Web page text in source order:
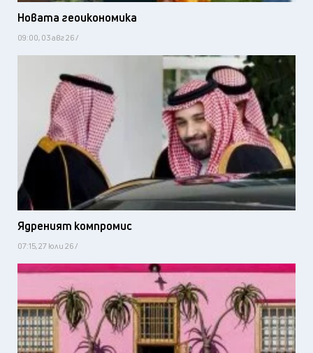
Новата геоикономика
09:00, 03 авг 26 /
Ядреният компромис
07:15, 27 юли 26 /